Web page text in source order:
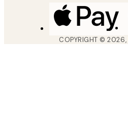
COPYRIGHT ©2026,